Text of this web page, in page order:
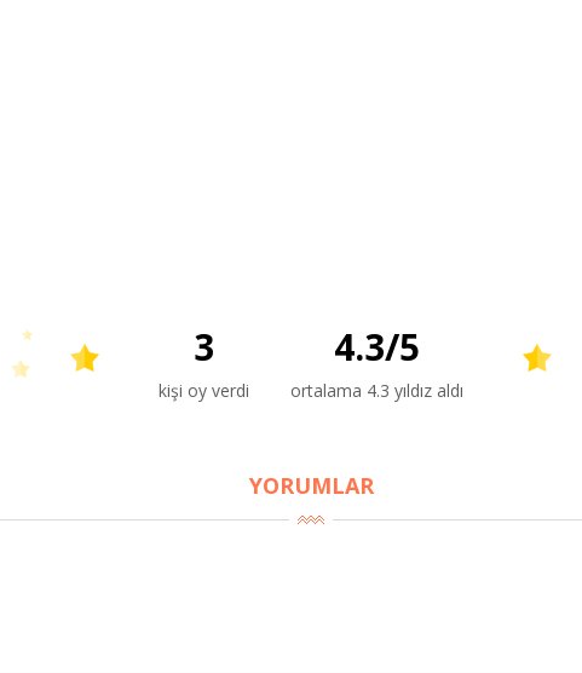
3
kişi oy verdi
4.3/5
ortalama 4.3 yıldız aldı
YORUMLAR